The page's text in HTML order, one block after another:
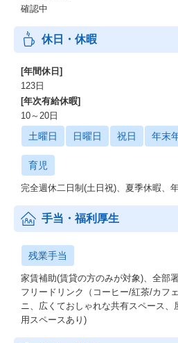
確認中
休日・休暇
[年間休日]
123日
[年次有給休暇]
10～20日
土曜日 日曜日 祝日 年末
育児
完全週休二日制(土日祝)、夏季休暇、
手当・福利厚生
残業手当
家賃補助(賃貸の方のみが対象)、全部
フリードリンク（コーヒー/紅茶/カフ
ニ、広くておしゃれな共有スペース
用スペースあり)